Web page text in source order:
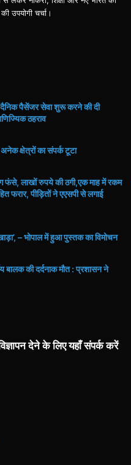
उपयोगी चर्चा।
पैसेंजर सेवा शुरू करने की दी
ठहराव
क्षेत्रों का संपर्क टूटा
फंसे, लाखों रुपये की ठगी,एक माह में रकम
फरार, पीड़ितों ने एएसपी से लगाई
– भोपाल में हुआ पुस्तक का विमोचन
बालक की दर्दनाक मौत : प्रशासन ने
देने के लिए यहाँ संपर्क करें